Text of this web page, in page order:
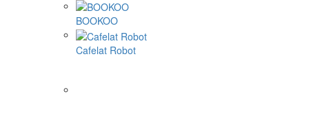
BOOKOO
Cafelat Robot